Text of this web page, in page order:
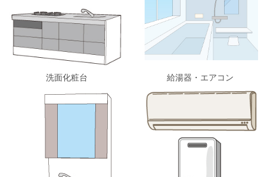
洗面化粧台 給湯器・エアコン